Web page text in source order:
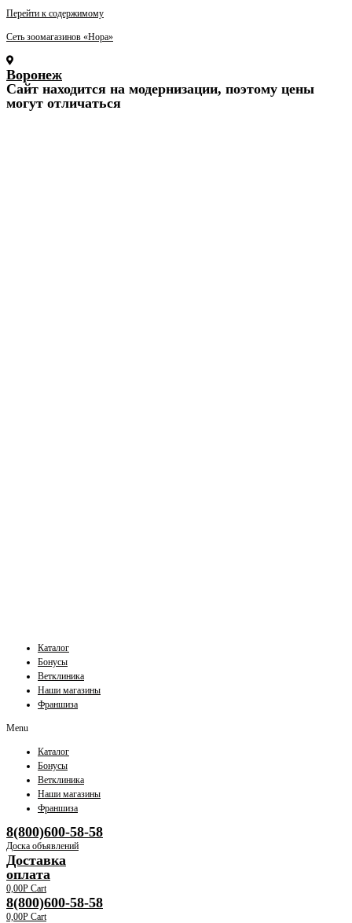
Перейти к содержимому
Сеть зоомагазинов «Нора»
Воронеж
Cайт находится на модернизации, поэтому цены
могут отличаться
Каталог
Бонусы
Ветклиника
Наши магазины
Франшиза
Menu
Каталог
Бонусы
Ветклиника
Наши магазины
Франшиза
8(800)600-58-58
Доска объявлений
Доставка
оплата
0,00Р Cart
8(800)600-58-58
0,00Р Cart